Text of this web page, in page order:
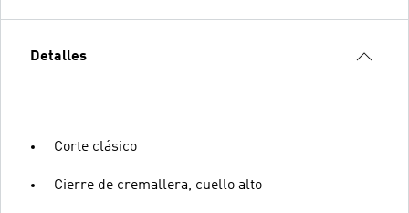
Detalles
Corte clásico
Cierre de cremallera, cuello alto